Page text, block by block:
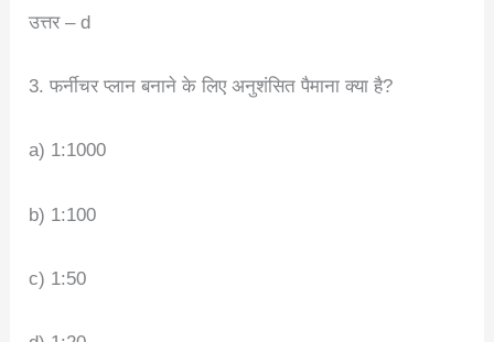
उत्तर – d
3. फर्नीचर प्लान बनाने के लिए अनुशंसित पैमाना क्या है?
a) 1:1000
b) 1:100
c) 1:50